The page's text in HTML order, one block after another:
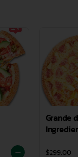
Grande
$299.00